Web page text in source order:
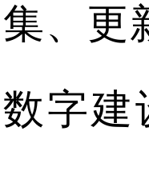
集、更
数字建